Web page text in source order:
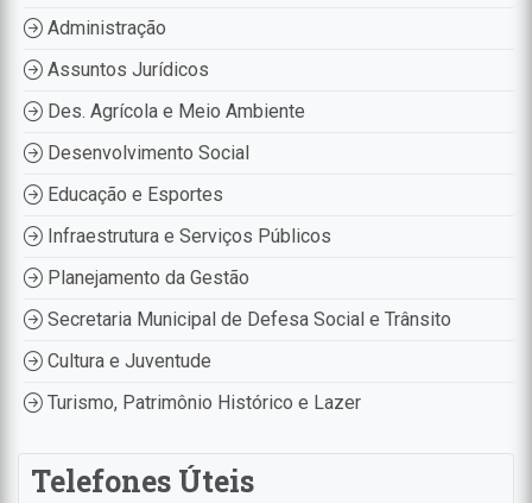
Administração
Assuntos Jurídicos
Des. Agrícola e Meio Ambiente
Desenvolvimento Social
Educação e Esportes
Infraestrutura e Serviços Públicos
Planejamento da Gestão
Secretaria Municipal de Defesa Social e Trânsito
Cultura e Juventude
Turismo, Patrimônio Histórico e Lazer
Telefones Úteis